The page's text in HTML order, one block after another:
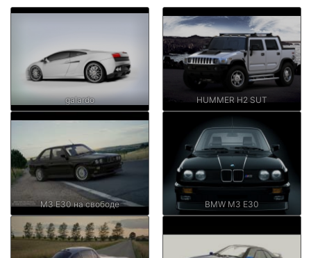
galardo HUMMER H2 SUT
М3 Е30 на свободе BMW M3 E30